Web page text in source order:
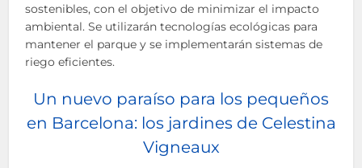
sostenibles, con el objetivo de minimizar el impacto
ambiental. Se utilizarán tecnologías ecológicas para
mantener el parque y se implementarán sistemas de
riego eficientes.
Un nuevo paraíso para los pequeños
en Barcelona: los jardines de Celestina
Vigneaux